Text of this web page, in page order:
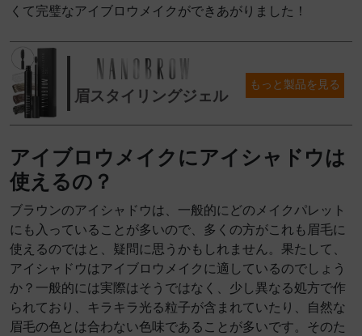
くて完璧なアイブロウメイクができあがりました！
眉スタイリングジェル
もっと製品を見る
アイブロウメイクにアイシャドウは
使えるの？
ブラウンのアイシャドウは、一般的にどのメイクパレット
にも入っていることが多いので、多くの方がこれも眉毛に
使えるのではと、疑問に思うかもしれません。果たして、
アイシャドウはアイブロウメイクに適しているのでしょう
か？一般的には実際はそうではなく、少し異なる処方で作
られており、キラキラ光る粒子が含まれていたり、自然な
眉毛の色とは合わない色味であることが多いです。そのた